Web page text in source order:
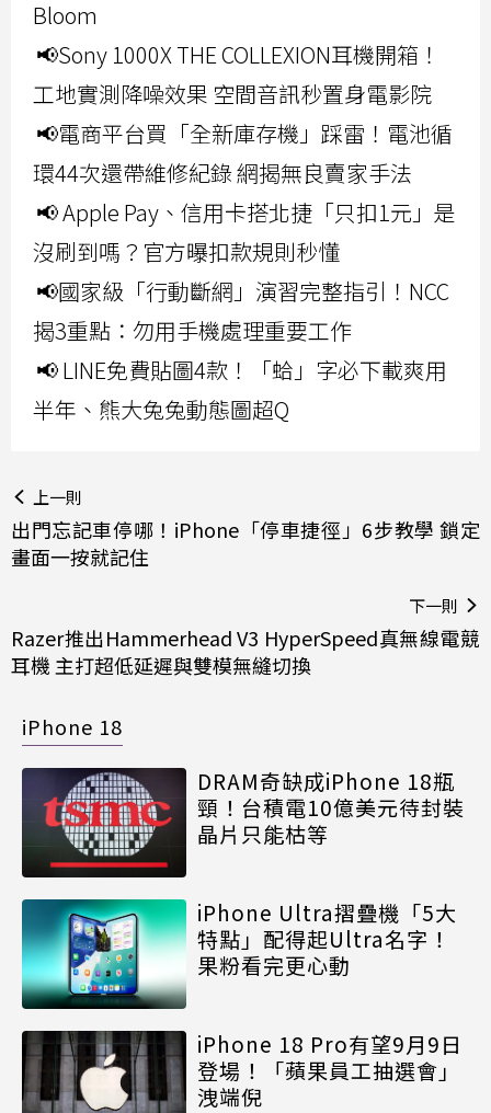
Bloom
📢Sony 1000X THE COLLEXION耳機開箱！
工地實測降噪效果 空間音訊秒置身電影院
📢電商平台買「全新庫存機」踩雷！電池循
環44次還帶維修紀錄 網揭無良賣家手法
📢 Apple Pay、信用卡搭北捷「只扣1元」是
沒刷到嗎？官方曝扣款規則秒懂
📢國家級「行動斷網」演習完整指引！NCC
揭3重點：勿用手機處理重要工作
📢 LINE免費貼圖4款！「蛤」字必下載爽用
半年、熊大兔兔動態圖超Q
上一則
出門忘記車停哪！iPhone「停車捷徑」6步教學 鎖定
畫面一按就記住
下一則
Razer推出Hammerhead V3 HyperSpeed真無線電競
耳機 主打超低延遲與雙模無縫切換
iPhone 18
DRAM奇缺成iPhone 18瓶
頸！台積電10億美元待封裝
晶片只能枯等
iPhone Ultra摺疊機「5大
特點」配得起Ultra名字！
果粉看完更心動
iPhone 18 Pro有望9月9日
登場！「蘋果員工抽選會」
洩端倪